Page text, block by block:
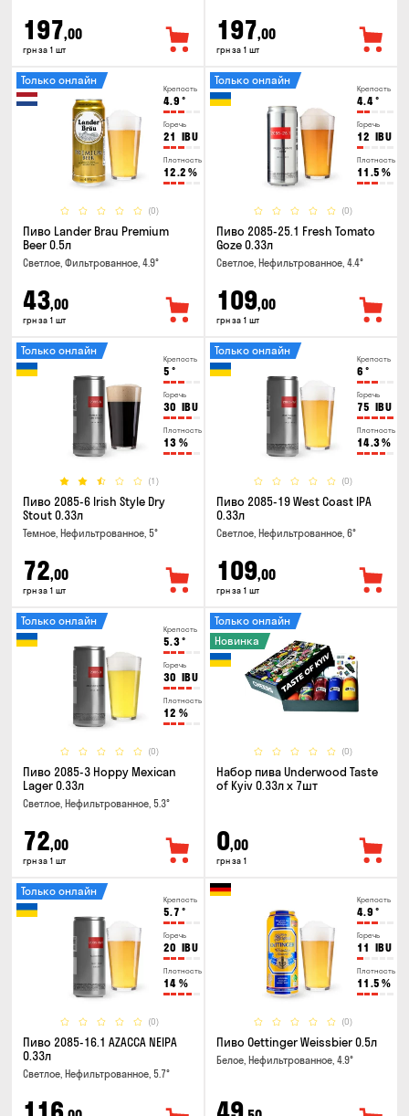
197,00
грн за 1 шт
197,00
грн за 1 шт
Крепость
4.9 °
Горечь
21 IBU
Плотность
12.2 %
(0)
Только онлайн
Пиво Lander Brau Premium
Beer 0.5л
Светлое, Фильтрованное, 4.9°
43,00
грн за 1 шт
Крепость
4.4°
Горечь
12 IBU
Плотность
11.5 %
(0)
Только онлайн
Пиво 2085-25.1 Fresh Tomato
Goze 0.33л
Светлое, Нефильтрованное, 4.4°
109,00
грн за 1 шт
Крепость
5 °
Горечь
30 IBU
Плотность
13 %
(1)
Только онлайн
Пиво 2085-6 Irish Style Dry
Stout 0.33л
Темное, Нефильтрованное, 5°
72,00
грн за 1 шт
Крепость
6 °
Горечь
75 IBU
Плотность
14.3%
(0)
Только онлайн
Пиво 2085-19 West Coast IPA
0.33л
Светлое, Нефильтрованное, 6°
109,00
грн за 1 шт
Крепость
5.3°
Горечь
30 IBU
Плотность
12 %
(0)
Только онлайн
Пиво 2085-3 Hoppy Mexican
Lager 0.33л
Светлое, Нефильтрованное, 5.3°
72,00
грн за 1 шт
(0)
Только онлайн
Новинка
Набор пива Underwood Taste
of Kyiv 0.33л x 7шт
0,00
грн за 1
Крепость
5.7 °
Горечь
20 IBU
Плотность
14 %
(0)
Только онлайн
Пиво 2085-16.1 AZACCA NEIPA
0.33л
Светлое, Нефильтрованное, 5.7°
Крепость
4.9 °
Горечь
11 IBU
Плотность
11.5 %
(0)
Пиво Oettinger Weissbier 0.5л
Белое, Нефильтрованное, 4.9°